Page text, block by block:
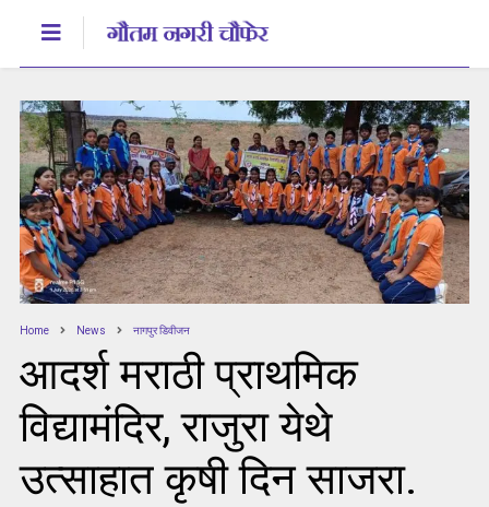
Home News नागपुर डिवीजन
आदर्श मराठी प्राथमिक
विद्यामंदिर, राजुरा येथे
उत्साहात कृषी दिन साजरा.